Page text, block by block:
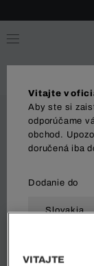
Vitajte v
Aby ste si
odporúčame
obchod.
doručená iba
Dodanie do
VITAJTE